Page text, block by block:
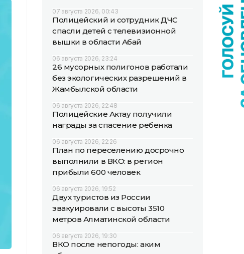
07 августа 2026, 00:43
Полицейский и сотрудник ДЧС
спасли детей с телевизионной
вышки в области Абай
06 августа 2026, 23:24
26 мусорных полигонов работали
без экологических разрешений в
Жамбылской области
06 августа 2026, 22:48
Полицейские Актау получили
награды за спасение ребенка
06 августа 2026, 22:26
План по переселению досрочно
выполнили в ВКО: в регион
прибыли 600 человек
06 августа 2026, 19:52
Двух туристов из России
эвакуировали с высоты 3510
метров Алматинской области
06 августа 2026, 19:30
ВКО после непогоды: аким